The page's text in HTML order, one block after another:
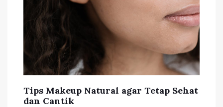
Tips Makeup Natural agar Tetap Sehat
dan Cantik